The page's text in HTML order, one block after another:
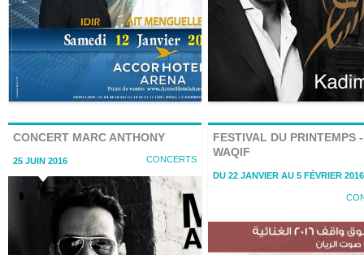
CONCERT MARC ANTHONY
25 JUIN 2016 CONCERTS
FESTIVAL DU PRINTEMPS
WAQIF
DU 22 JANVIER AU 5 FÉVRIER 2016